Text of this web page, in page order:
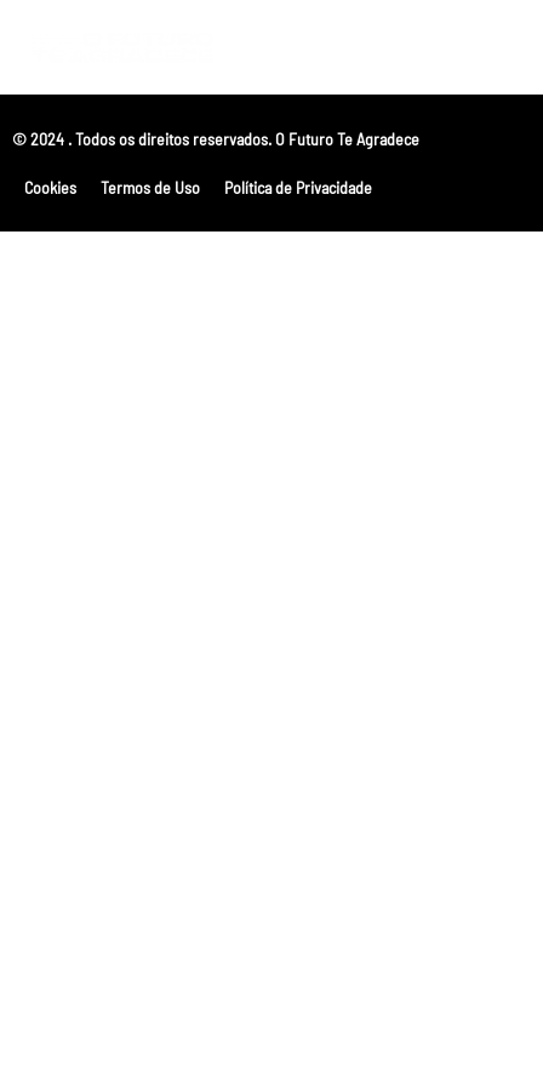
© 2024 . Todos os direitos reservados. O Futuro Te Agradece
Cookies Termos de Uso Política de Privacidade